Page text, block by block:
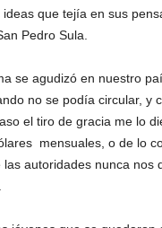
que tejía en sus
Pedro Sula.
se agudizó en nuestro
no se podía circular, y
el tiro de gracia me lo
mensuales, o de lo
autoridades nunca nos